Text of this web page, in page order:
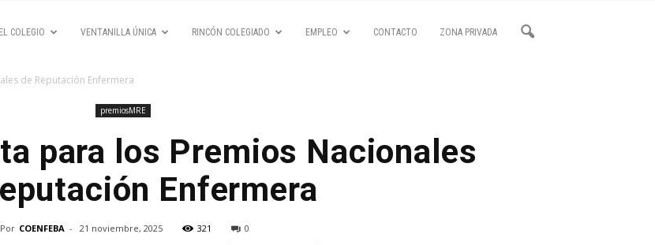
EL COLEGIO VENTANILLA ÚNICA RINCÓN COLEGIADO EMPLEO CONTACTO ZONA PRIVADA
de Reputación Enfermera
premiosMRE
para los Premios Nacionales
Enfermera
Por COENFEBA - 21 noviembre, 2025 321 0